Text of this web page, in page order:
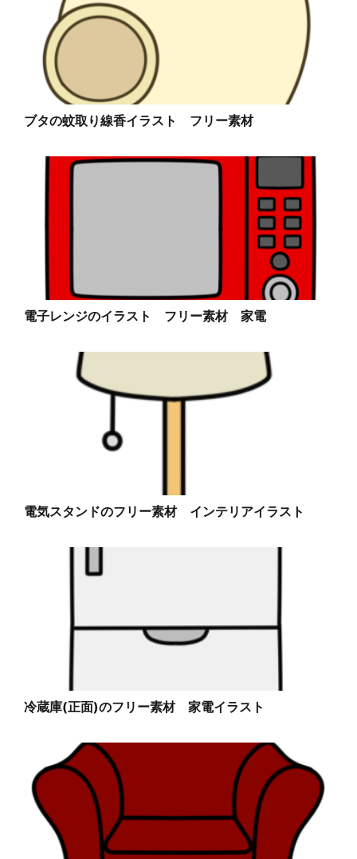
ブタの蚊取り線香イラスト フリー素材
電子レンジのイラスト フリー素材 家電
電気スタンドのフリー素材 インテリアイラスト
冷蔵庫(正面)のフリー素材 家電イラスト